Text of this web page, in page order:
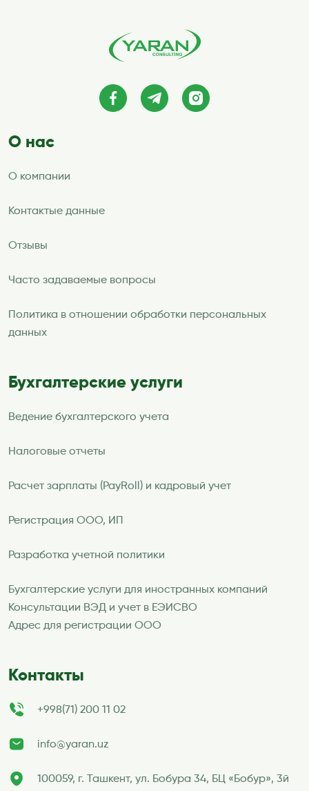
О нас
О компании
Контактые данные
Отзывы
Часто задаваемые вопросы
Политика в отношении обработки персональных
данных
Бухгалтерские услуги
Ведение бухгалтерского учета
Налоговые отчеты
Расчет зарплаты (PayRoll) и кадровый учет
Регистрация ООО, ИП
Разработка учетной политики
Бухгалтерские услуги для иностранных компаний
Консультации ВЭД и учет в ЕЭИСВО
Адрес для регистрации ООО
Контакты
+998(71) 200 11 02
info@yaran.uz
100059, г. Ташкент, ул. Бобура 34, БЦ «Бобур», 3й